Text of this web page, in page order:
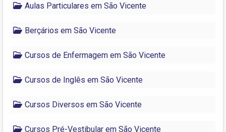
Aulas Particulares em São Vicente
Berçários em São Vicente
Cursos de Enfermagem em São Vicente
Cursos de Inglês em São Vicente
Cursos Diversos em São Vicente
Cursos Pré-Vestibular em São Vicente